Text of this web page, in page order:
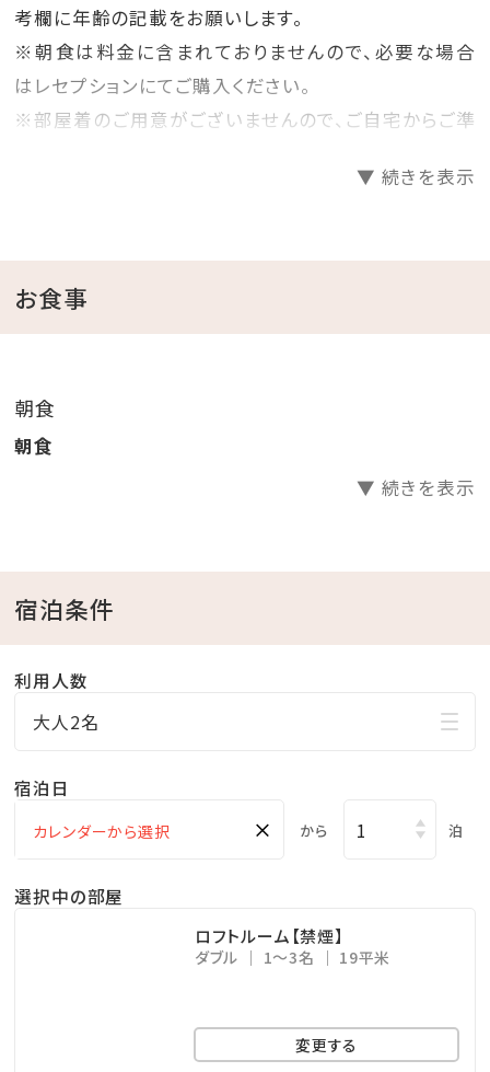
考欄に年齢の記載をお願いします。
※朝食は料金に含まれておりませんので、必要な場合
はレセプションにてご購入ください。
※部屋着のご用意がございませんので、ご自宅からご準
るホテル。 －－－
にありながらリゾート気分を味わえる
さまざまな「＆」をご用意いたします。
■朝食のご案内■
・内容：和洋ビュッフェ
※レストランの営業時間、内容、提供方法は予告なく変
■レンタサイクル
アクセスできる
レンタサイクルをご用意しています。
ホテルレセプションにてお申込みください。無料（宿泊
※貸出台数に限りがあります。ご予約は受け付けてお
▼ 続きを表示
お食事
朝食
朝食
▼ 続きを表示
宿泊条件
利用人数
大人2名
宿泊日
× から 泊
選択中の部屋
ロフトルーム【禁煙】
ダブル 1～3名 19平米
変更する